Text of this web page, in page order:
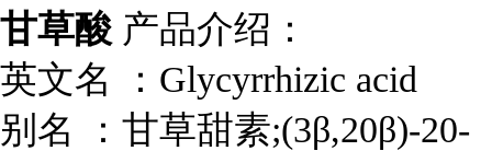
甘草酸 产品介绍：
英文名 ： Glycyrrhizic acid
别名 ： 甘草甜素;(3β,20β)-20-